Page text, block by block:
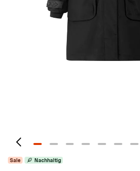
Sale Nachhaltig